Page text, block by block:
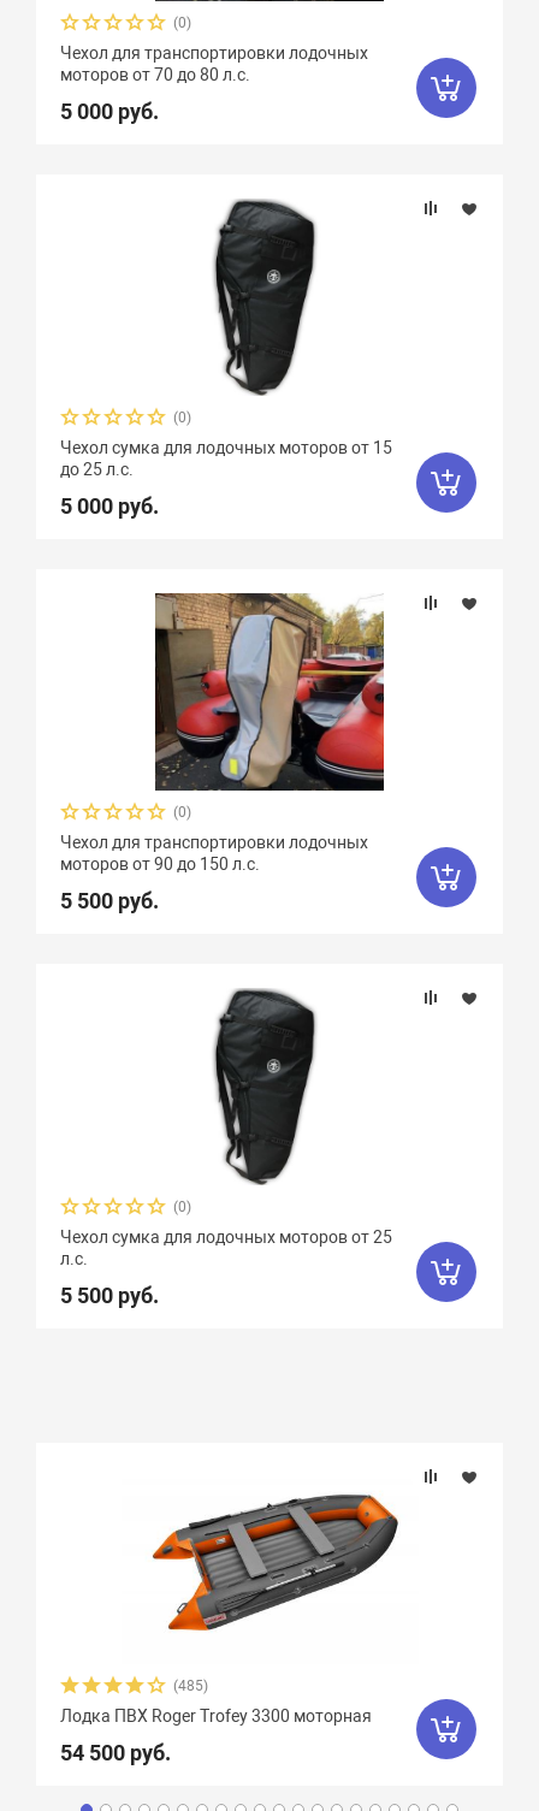
(0)
Чехол для транспортировки лодочных
моторов от 70 до 80 л.с.
5 000 руб.
(0)
Чехол сумка для лодочных моторов от 15
до 25 л.с.
5 000 руб.
(0)
Чехол для транспортировки лодочных
моторов от 90 до 150 л.с.
5 500 руб.
(0)
Чехол сумка для лодочных моторов от 25
л.с.
5 500 руб.
(485)
Лодка ПВХ Roger Trofey 3300 моторная
54 500 руб.